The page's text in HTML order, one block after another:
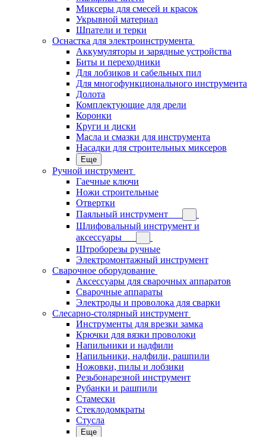
Миксеры для смесей и красок
Укрывной материал
Шпатели и терки
Оснастка для электроинструмента
Аккумуляторы и зарядные устройства
Биты и переходники
Для лобзиков и сабельных пил
Для многофункционального инструмента
Долота
Комплектующие для дрели
Коронки
Круги и диски
Масла и смазки для инструмента
Насадки для строительных миксеров
Еще
Ручной инструмент
Гаечные ключи
Ножи строительные
Отвертки
Паяльный инструмент
Шлифовальный инструмент и
аксессуары
Штроборезы ручные
Электромонтажный инструмент
Сварочное оборудование
Аксессуары для сварочных аппаратов
Сварочные аппараты
Электроды и проволока для сварки
Слесарно-столярный инструмент
Инструменты для врезки замка
Крючки для вязки проволоки
Напильники и надфили
Напильники, надфили, рашпили
Ножовки, пилы и лобзики
Резьбонарезной инструмент
Рубанки и рашпили
Стамески
Стеклодомкраты
Стусла
Еще